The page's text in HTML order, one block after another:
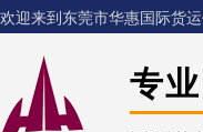
欢迎来到东莞市华惠国际货
专